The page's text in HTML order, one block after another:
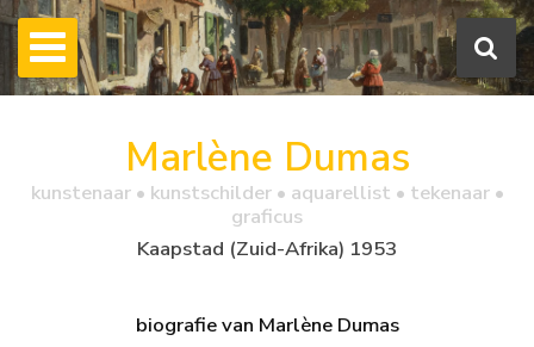
Marlène Dumas
kunstenaar • kunstschilder • aquarellist • tekenaar •
graficus
Kaapstad (Zuid-Afrika) 1953
biografie van Marlène Dumas